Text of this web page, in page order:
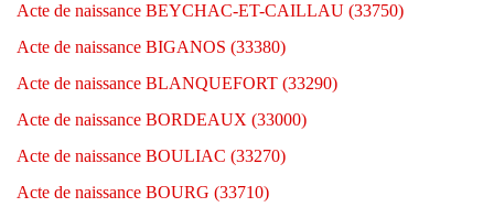
Acte de naissance BEYCHAC-ET-CAILLAU (33750)
Acte de naissance BIGANOS (33380)
Acte de naissance BLANQUEFORT (33290)
Acte de naissance BORDEAUX (33000)
Acte de naissance BOULIAC (33270)
Acte de naissance BOURG (33710)